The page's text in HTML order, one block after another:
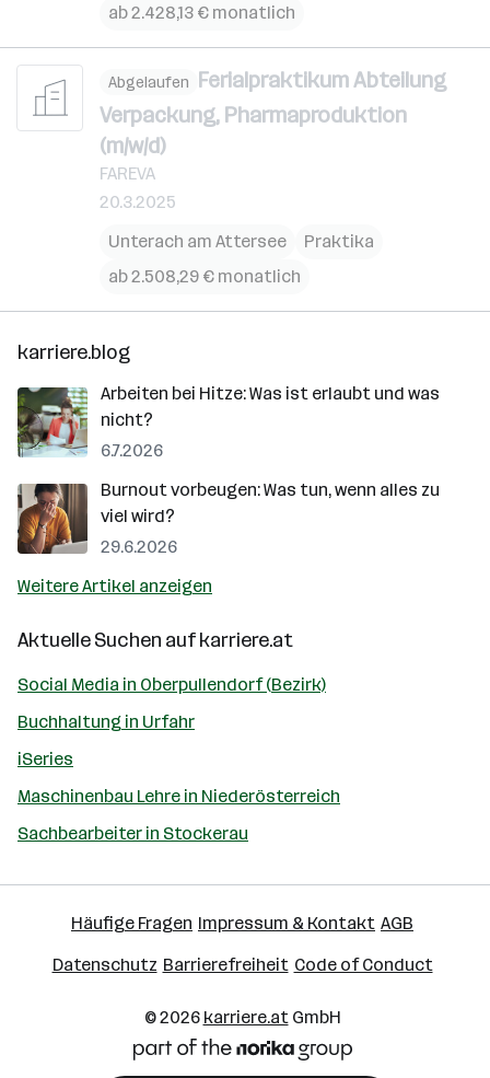
ab 2.428,13 € monatlich
Abgelaufen Ferialpraktikum Abteilung
Verpackung, Pharmaproduktion
(m/w/d)
FAREVA
20.3.2025
Unterach am Attersee
Praktika
ab 2.508,29 € monatlich
karriere.blog
Arbeiten bei Hitze: Was ist erlaubt und was
nicht?
6.7.2026
Burnout vorbeugen: Was tun, wenn alles zu
viel wird?
29.6.2026
Weitere Artikel anzeigen
Aktuelle Suchen aufkarriere.at
Social Media in Oberpullendorf (Bezirk)
Buchhaltung in Urfahr
iSeries
Maschinenbau Lehre in Niederösterreich
Sachbearbeiter in Stockerau
Häufige Fragen Impressum & Kontakt AGB
Datenschutz Barrierefreiheit Code of Conduct
© 2026 karriere.atGmbH